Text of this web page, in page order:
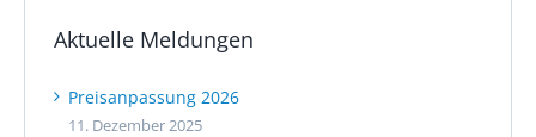
Aktuelle Meldungen
Preisanpassung 2026
11. Dezember 2025